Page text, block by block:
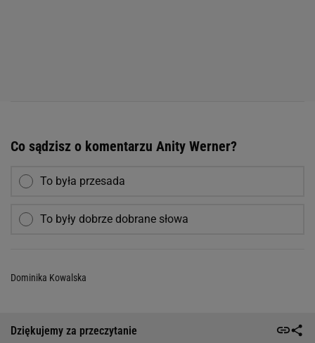
Co sądzisz o komentarzu Anity Werner?
To była przesada
To były dobrze dobrane słowa
Dominika Kowalska
Dziękujemy za przeczytanie